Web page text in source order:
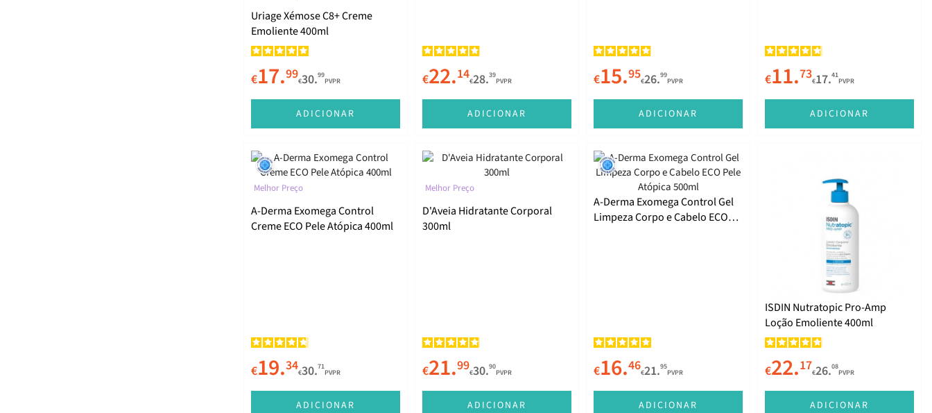
Uriage Xémose C8+ Creme
Emoliente 400ml
€17.99€30.99
PVPR
ADICIONAR
€22.14€28.39
PVPR
ADICIONAR
€15.95€26.99
PVPR
ADICIONAR
€11.73€17.41
PVPR
ADICIONAR
Melhor Preço
A-Derma Exomega Control
Creme ECO Pele Atópica 400ml
€19.34€30.71
PVPR
ADICIONAR
Melhor Preço
D'Aveia Hidratante Corporal
300ml
€21.99€30.90
PVPR
ADICIONAR
A-Derma Exomega Control Gel
Limpeza Corpo e Cabelo ECO
€16.46€21.95
PVPR
ADICIONAR
ISDIN Nutratopic Pro-Amp
Loção Emoliente 400ml
€22.17€26.08
PVPR
ADICIONAR